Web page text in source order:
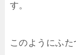
す。
このようにふ